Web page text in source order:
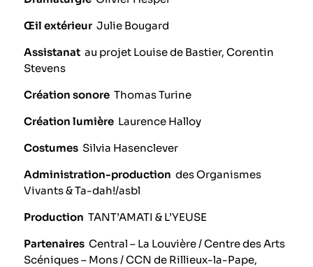
Œil extérieur Julie Bougard
Assistanat au projet Louise de Bastier, Corentin
Stevens
Création sonoreThomas Turine
Création lumièreLaurence Halloy
Costumes Silvia Hasenclever
Administration-production des Organismes
Vivants & Ta-dah!/asbl
Production TANT’AMATI & L’YEUSE
Partenaires Central – La Louvière / Centre des Arts
Scéniques – Mons / CCN de Rillieux-la-Pape,